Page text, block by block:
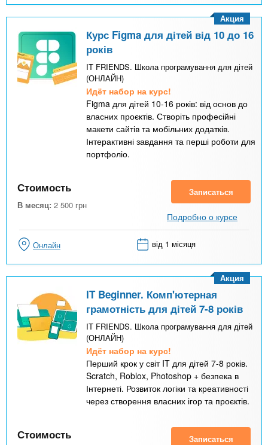
Курс Figma для дітей від 10 до 16
років
IT FRIENDS. Школа програмування для дітей
(ОНЛАЙН)
Идёт набор на курс!
Figma для дітей 10-16 років: від основ до
власних проєктів. Створіть професійні
макети сайтів та мобільних додатків.
Інтерактивні завдання та перші роботи для
портфоліо.
Акция
Стоимость
В месяц: 2 500 грн
Записаться
Подробно о курсе
Онлайн від 1 місяця
IT Beginner. Комп'ютерная
грамотність для дітей 7-8 років
IT FRIENDS. Школа програмування для дітей
(ОНЛАЙН)
Идёт набор на курс!
Перший крок у світ IT для дітей 7-8 років.
Scratch, Roblox, Photoshop + безпека в
Інтернеті. Розвиток логіки та креативності
через створення власних ігор та проєктів.
Акция
Стоимость Записаться